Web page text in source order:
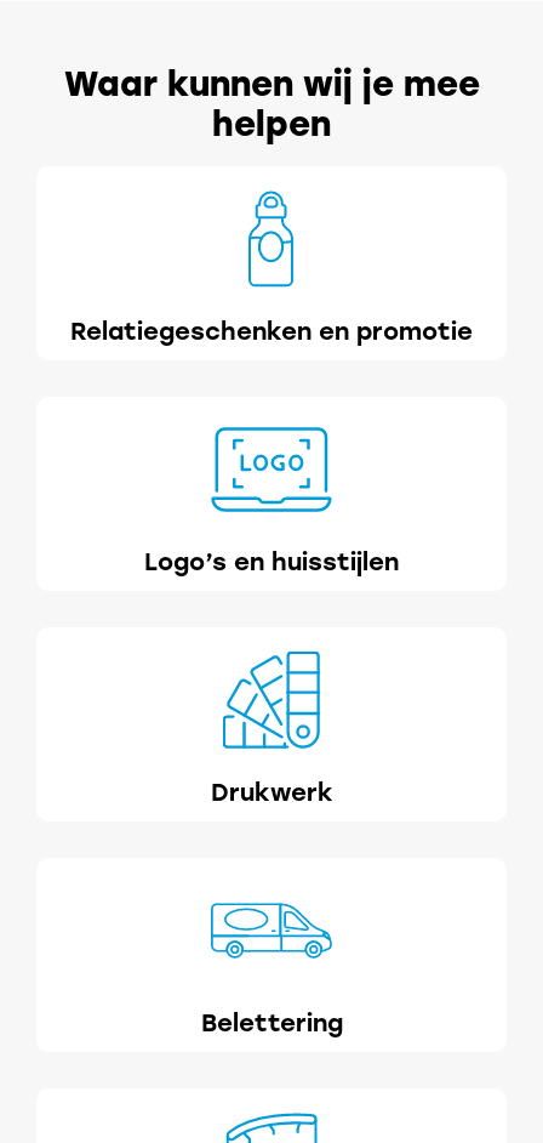
Waar kunnen wij je mee
helpen
Relatiegeschenken en promotie
Logo’s en huisstijlen
Drukwerk
Belettering